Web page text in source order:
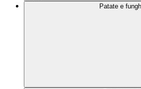
Patate e